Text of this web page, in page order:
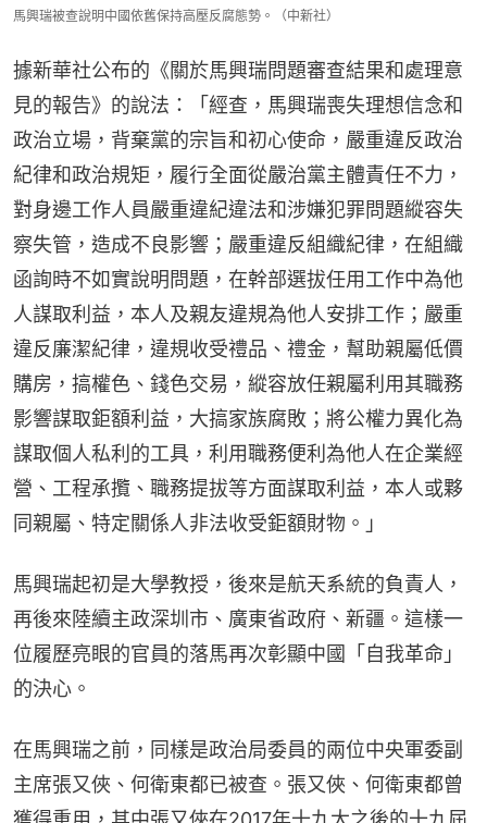
馬興瑞被查說明中國依舊保持高壓反腐態勢。（中新社）
據新華社公布的《關於馬興瑞問題審查結果和處理意
見的報告》的說法：「經查，馬興瑞喪失理想信念和
政治立場，背棄黨的宗旨和初心使命，嚴重違反政治
紀律和政治規矩，履行全面從嚴治黨主體責任不力，
對身邊工作人員嚴重違紀違法和涉嫌犯罪問題縱容失
察失管，造成不良影響；嚴重違反組織紀律，在組織
函詢時不如實說明問題，在幹部選拔任用工作中為他
人謀取利益，本人及親友違規為他人安排工作；嚴重
違反廉潔紀律，違規收受禮品、禮金，幫助親屬低價
購房，搞權色、錢色交易，縱容放任親屬利用其職務
影響謀取鉅額利益，大搞家族腐敗；將公權力異化為
謀取個人私利的工具，利用職務便利為他人在企業經
營、工程承攬、職務提拔等方面謀取利益，本人或夥
同親屬、特定關係人非法收受鉅額財物。」
馬興瑞起初是大學教授，後來是航天系統的負責人，
再後來陸續主政深圳市、廣東省政府、新疆。這樣一
位履歷亮眼的官員的落馬再次彰顯中國「自我革命」
的決心。
在馬興瑞之前，同樣是政治局委員的兩位中央軍委副
主席張又俠、何衛東都已被查。張又俠、何衛東都曾